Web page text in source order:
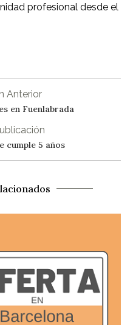
profesional desde el
Anterior
en Fuenlabrada
cumple 5 años